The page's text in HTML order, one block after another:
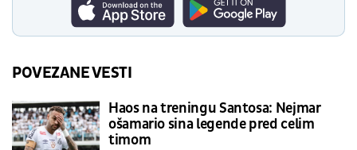
POVEZANE VESTI
Haos na treningu Santosa: Nejmar
ošamario sina legende pred celim
timom